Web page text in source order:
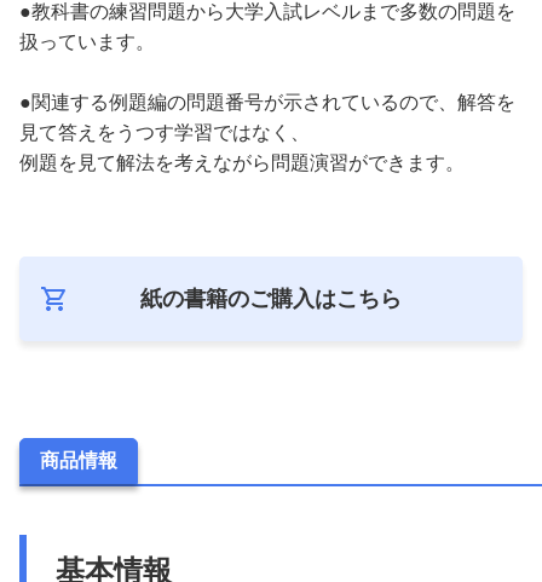
●教科書の練習問題から大学入試レベルまで多数の問題を
扱っています。
●関連する例題編の問題番号が示されているので、解答を
見て答えをうつす学習ではなく、
例題を見て解法を考えながら問題演習ができます。
紙の書籍のご購入はこちら
商品情報
基本情報